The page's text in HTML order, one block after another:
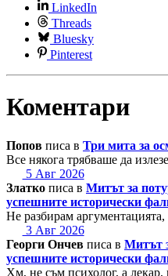
LinkedIn
Threads
Bluesky
Pinterest
Коментари
Попов писа в Три мита за
Все някога трябваше да
5 Авг 2026
Златко писа в Митът за
успешните исторически
Не разбирам аргументацията,
3 Авг 2026
Георги Ончев писа в Митът
успешните исторически
Хм, не съм психолог, а лекар,